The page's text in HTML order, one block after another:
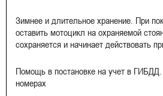
Зимнее и длительное хранение. При
оставить мотоцикл на охраняемой
сохраняется и начинает действовать
Помощь в постановке на учет в
номерах